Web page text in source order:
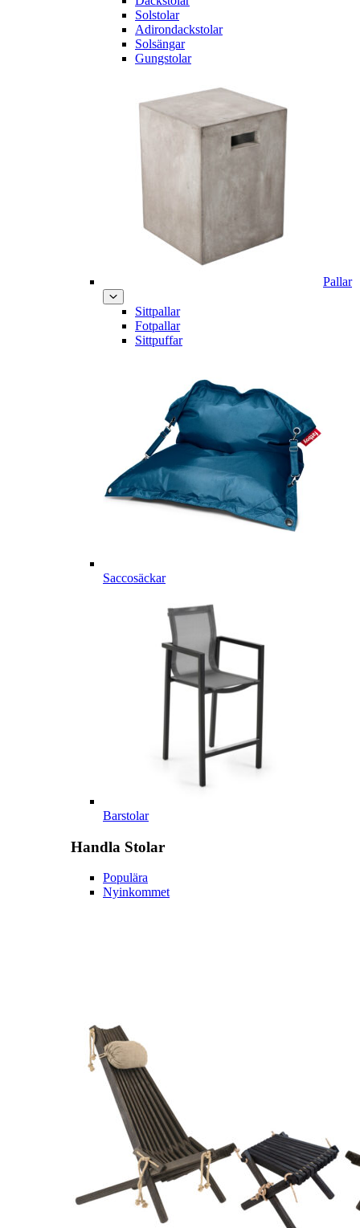
Solstolar
Adirondackstolar
Solsängar
Gungstolar
Pallar
Sittpallar
Fotpallar
Sittpuffar
Saccosäckar
Barstolar
Handla Stolar
Populära
Nyinkommet